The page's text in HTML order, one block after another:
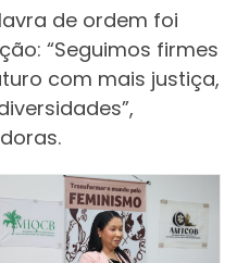
de ordem foi
“Seguimos firmes
com mais justiça,